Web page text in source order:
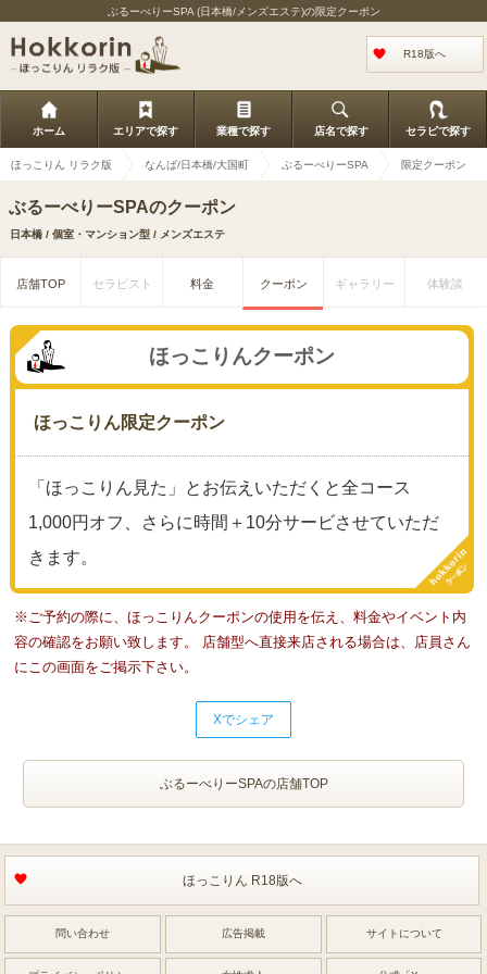
ぶるーべりーSPA (日本橋/メンズエステ)の限定クーポン
R18版へ
ホーム エリアで探す 業種で探す 店名で探す セラピで探す
ほっこりん リラク版 なんば/日本橋/大国町 ぶるーべりーSPA 限定クーポン
ぶるーべりーSPAのクーポン
日本橋 / 個室・マンション型 / メンズエステ
店舗TOP セラピスト 料金 クーポン ギャラリー 体験談
ほっこりんクーポン
ほっこりん限定クーポン
「ほっこりん見た」とお伝えいただくと全コース
1,000円オフ、さらに時間＋10分サービさせていただ
きます。
※ご予約の際に、ほっこりんクーポンの使用を伝え、料金やイベント内
容の確認をお願い致します。 店舗型へ直接来店される場合は、店員さん
にこの画面をご掲示下さい。
Xでシェア
ぶるーべりーSPAの店舗TOP
ほっこりん R18版へ
問い合わせ 広告掲載 サイトについて